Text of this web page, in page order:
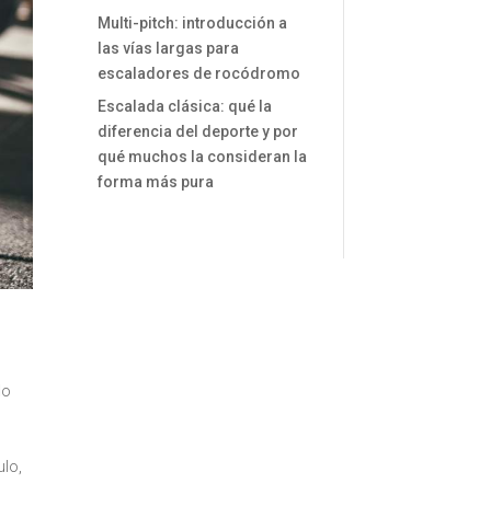
Multi-pitch: introducción a
las vías largas para
escaladores de rocódromo
Escalada clásica: qué la
diferencia del deporte y por
qué muchos la consideran la
forma más pura